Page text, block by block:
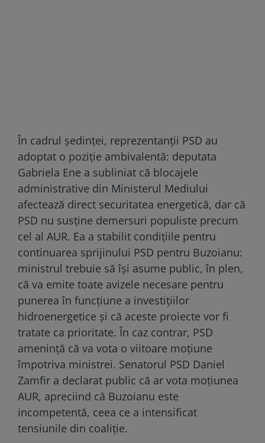
În cadrul ședinței, reprezentanții PSD au
adoptat o poziție ambivalentă: deputata
Gabriela Ene a subliniat că blocajele
administrative din Ministerul Mediului
afectează direct securitatea energetică, dar că
PSD nu susține demersuri populiste precum
cel al AUR. Ea a stabilit condițiile pentru
continuarea sprijinului PSD pentru Buzoianu:
ministrul trebuie să își asume public, în plen,
că va emite toate avizele necesare pentru
punerea în funcțiune a investițiilor
hidroenergetice și că aceste proiecte vor fi
tratate ca prioritate. În caz contrar, PSD
amenință că va vota o viitoare moțiune
împotriva ministrei. Senatorul PSD Daniel
Zamfir a declarat public că ar vota moțiunea
AUR, apreciind că Buzoianu este
incompetentă, ceea ce a intensificat
tensiunile din coaliție.